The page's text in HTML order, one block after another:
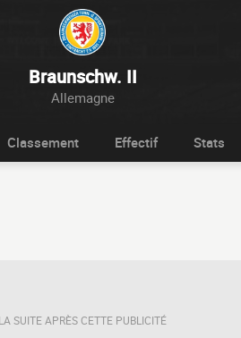
Braunschw. II
Allemagne
Classement Effectif Stats
LA SUITE APRÈS CETTE PUBLICITÉ